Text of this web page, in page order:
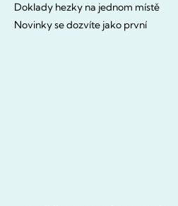
Doklady hezky na jednom místě
Novinky se dozvíte jako první